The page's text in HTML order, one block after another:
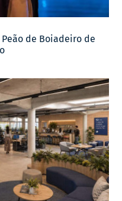
Peão de Boiadeiro de